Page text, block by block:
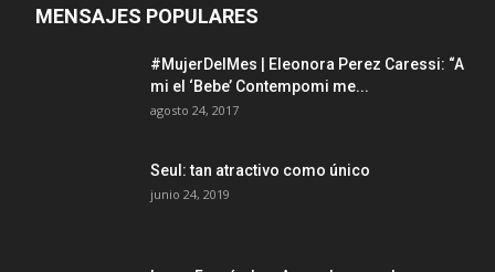
MENSAJES POPULARES
#MujerDelMes | Eleonora Perez Caressi: “A
mi el ‘Bebe’ Contempomi me...
agosto 24, 2017
Seul: tan atractivo como único
junio 24, 2019